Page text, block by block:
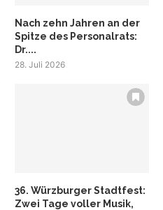
Nach zehn Jahren an der
Spitze des Personalrats:
Dr....
28. Juli 2026
36. Würzburger Stadtfest:
Zwei Tage voller Musik,